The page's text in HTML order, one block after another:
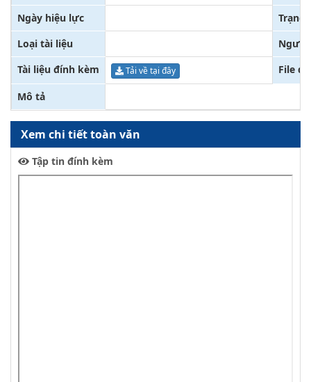
Ngày hiệu lực
Trạng
Loại tài liệu
Tài liệu đính kèm
Tải về tại đây File
Mô tả
Xem chi tiết toàn văn
Tập tin đính kèm